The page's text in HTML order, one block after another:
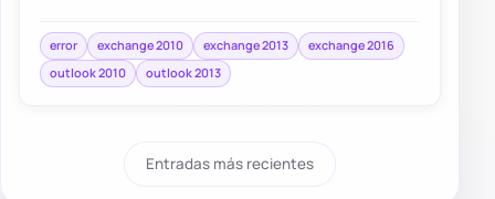
error exchange 2010 exchange 2013
exchange 2016
outlook 2010
outlook 2013
Entradas más recientes